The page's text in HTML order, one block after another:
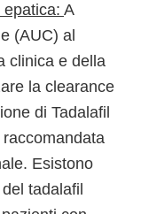
A
(AUC) al
clinica e della
la clearance
di Tadalafil
Esistono
tadalafil